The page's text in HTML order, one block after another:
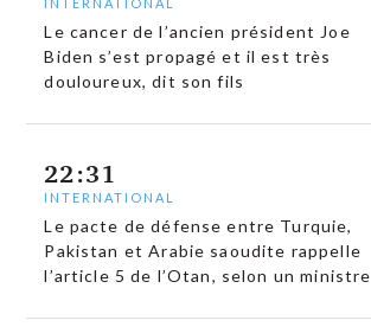
Le cancer de l’ancien président Joe
Biden s’est propagé et il est très
douloureux, dit son fils
22:31
INTERNATIONAL
Le pacte de défense entre Turquie,
Pakistan et Arabie saoudite rappelle
l’article 5 de l’Otan, selon un ministre